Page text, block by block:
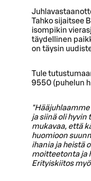
Tahko sijaitsee
isompikin
täydellinen
on täysin
Tule
9550 (puhelun
ja siinä oli hyvin
mukavaa, että
huomioon
ihania ja heistä
moitteetonta ja
Erityiskiitos